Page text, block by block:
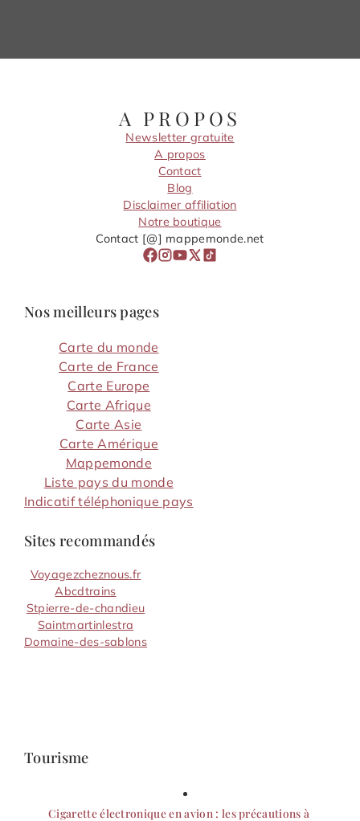
A PROPOS
Newsletter gratuite
A propos
Contact
Blog
Disclaimer affiliation
Notre boutique
Contact [@] mappemonde.net
Nos meilleurs pages
Carte du monde
Carte de France
Carte Europe
Carte Afrique
Carte Asie
Carte Amérique
Mappemonde
Liste pays du monde
Indicatif téléphonique pays
Sites recommandés
Voyagezcheznous.fr
Abcdtrains
Stpierre-de-chandieu
Saintmartinlestra
Domaine-des-sablons
Tourisme
Cigarette électronique en avion : les précautions à